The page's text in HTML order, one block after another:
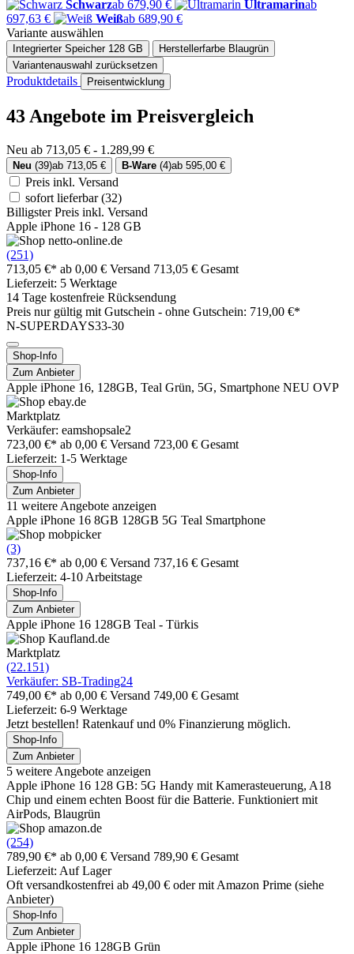
Schwarzab 679,90 € Ultramarinab
697,63 €
Weißab 689,90 €
Variante auswählen
Integrierter Speicher 128 GB Herstellerfarbe Blaugrün
Variantenauswahl zurücksetzen
Produktdetails Preisentwicklung
43 Angebote im Preisvergleich
Neu ab 713,05 € - 1.289,99 €
Neu (39)ab 713,05 € B-Ware (4)ab 595,00 €
Preis inkl. Versand
sofort lieferbar(32)
Billigster Preis inkl. Versand
Apple iPhone 16 - 128 GB
(251)
713,05 €* ab 0,00 € Versand 713,05 € Gesamt
Lieferzeit: 5 Werktage
14 Tage kostenfreie Rücksendung
Preis nur gültig mit Gutschein - ohne Gutschein: 719,00 €*
N-SUPERDAYS33-30
Shop-Info
Zum Anbieter
Apple iPhone 16, 128GB, Teal Grün, 5G, Smartphone NEU OVP
Marktplatz
Verkäufer: eamshopsale2
723,00 €* ab 0,00 € Versand 723,00 € Gesamt
Lieferzeit: 1-5 Werktage
Shop-Info
Zum Anbieter
11 weitere Angebote anzeigen
Apple iPhone 16 8GB 128GB 5G Teal Smartphone
(3)
737,16 €* ab 0,00 € Versand 737,16 € Gesamt
Lieferzeit: 4-10 Arbeitstage
Shop-Info
Zum Anbieter
Apple iPhone 16 128GB Teal - Türkis
Marktplatz
(22.151)
Verkäufer: SB-Trading24
749,00 €* ab 0,00 € Versand 749,00 € Gesamt
Lieferzeit: 6-9 Werktage
Jetzt bestellen! Ratenkauf und 0% Finanzierung möglich.
Shop-Info
Zum Anbieter
5 weitere Angebote anzeigen
Apple iPhone 16 128 GB: 5G Handy mit Kamerasteuerung, A18
Chip und einem echten Boost für die Batterie. Funktioniert mit
AirPods, Blaugrün
(254)
789,90 €* ab 0,00 € Versand 789,90 € Gesamt
Lieferzeit: Auf Lager
Oft versandkostenfrei ab 49,00 € oder mit Amazon Prime (siehe
Anbieter)
Shop-Info
Zum Anbieter
Apple iPhone 16 128GB Grün